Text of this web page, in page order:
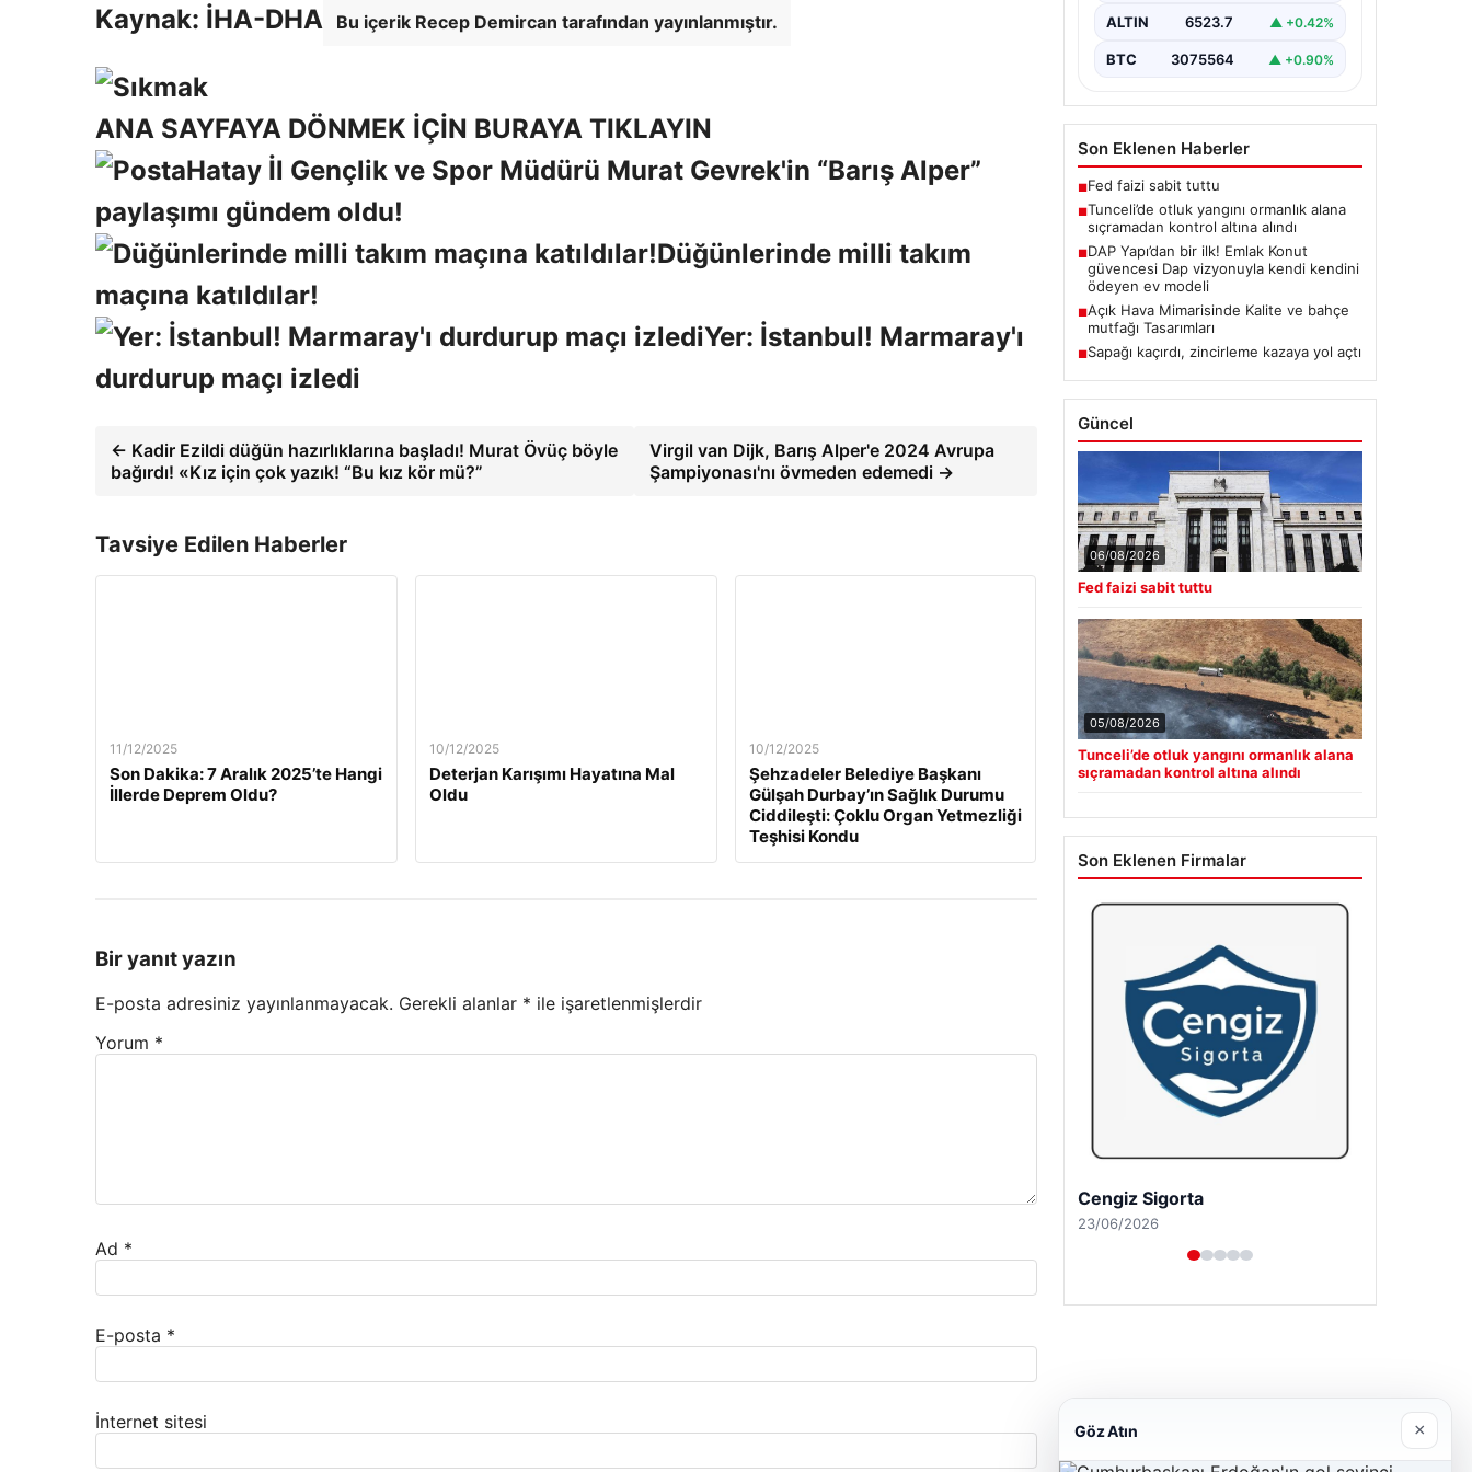
Kaynak: İHA-DHA Bu içerik Recep Demircan tarafından yayınlanmıştır.
ANA SAYFAYA DÖNMEK İÇİN BURAYA TIKLAYIN
Hatay İl Gençlik ve Spor Müdürü Murat Gevrek'in “Barış Alper”
paylaşımı gündem oldu!
Düğünlerinde milli takım
maçına katıldılar!
Yer: İstanbul! Marmaray'ı
durdurup maçı izledi
← Kadir Ezildi düğün hazırlıklarına başladı! Murat Övüç böyle
bağırdı! «Kız için çok yazık! “Bu kız kör mü?”
Virgil van Dijk, Barış Alper'e 2024 Avrupa
Şampiyonası'nı övmeden edemedi →
Tavsiye Edilen Haberler
11/12/2025
Son Dakika: 7 Aralık 2025’te Hangi
İllerde Deprem Oldu?
10/12/2025
Deterjan Karışımı Hayatına Mal
Oldu
10/12/2025
Şehzadeler Belediye Başkanı
Gülşah Durbay’ın Sağlık Durumu
Ciddileşti: Çoklu Organ Yetmezliği
Teşhisi Kondu
Bir yanıt yazın
E-posta adresiniz yayınlanmayacak. Gerekli alanlar * ile işaretlenmişlerdir
Yorum *
Ad *
E-posta *
İnternet sitesi
belirlenemeyen bir nedenle…
ALTIN 6523.7 ▲ +0.42%
BTC 3075564 ▲ +0.90%
Son Eklenen Haberler
■Fed faizi sabit tuttu
■Tunceli’de otluk yangını ormanlık alana
sıçramadan kontrol altına alındı
■DAP Yapı’dan bir ilk! Emlak Konut
güvencesi Dap vizyonuyla kendi kendini
ödeyen ev modeli
■Açık Hava Mimarisinde Kalite ve bahçe
mutfağı Tasarımları
■Sapağı kaçırdı, zincirleme kazaya yol açtı
Güncel
06/08/2026
Fed faizi sabit tuttu
05/08/2026
Tunceli’de otluk yangını ormanlık alana
sıçramadan kontrol altına alındı
Son Eklenen Firmalar
Cengiz Sigorta
23/06/2026
Göz Atın ×